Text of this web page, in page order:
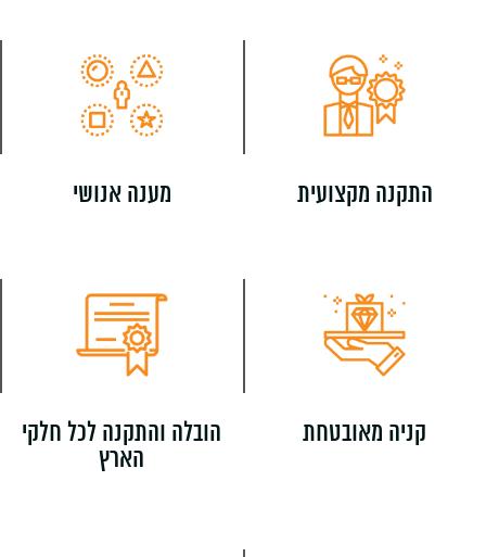
התקנה מקצועית מענה אנושי
קניה מאובטחת
הובלה והתקנה לכל חלקי
הארץ